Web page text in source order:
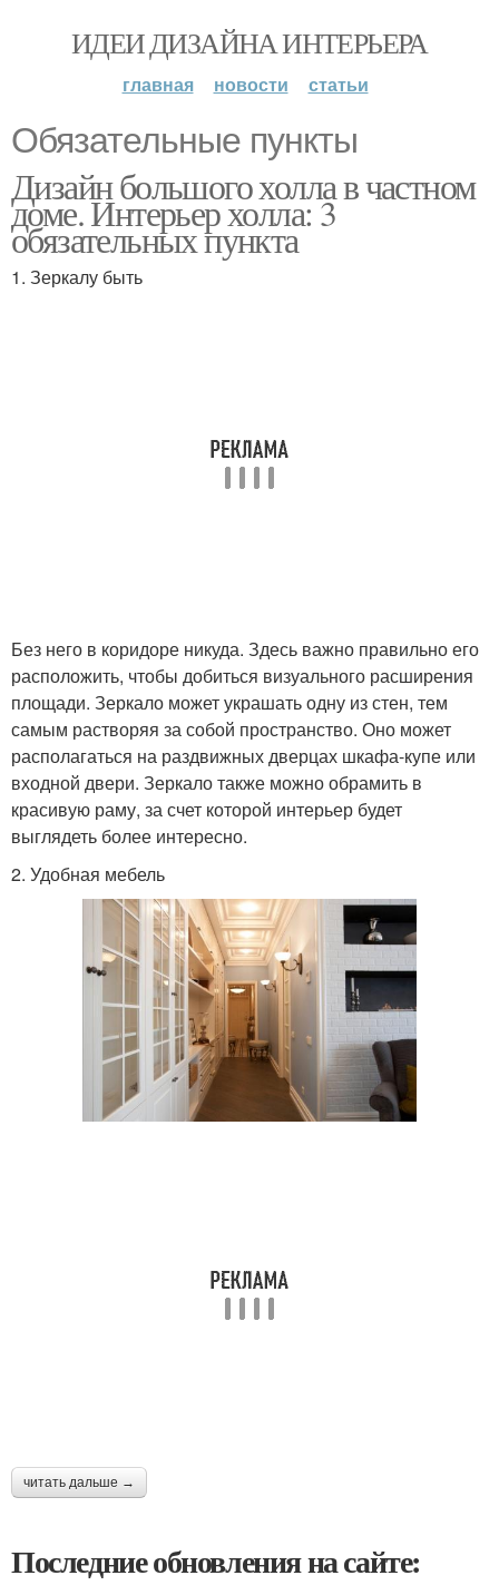
ИДЕИ ДИЗАЙНА ИНТЕРЬЕРА
главная новости статьи
Обязательные пункты
Дизайн большого холла в частном
доме. Интерьер холла: 3
обязательных пункта
1. Зеркалу быть
Без него в коридоре никуда. Здесь важно правильно его
расположить, чтобы добиться визуального расширения
площади. Зеркало может украшать одну из стен, тем
самым растворяя за собой пространство. Оно может
располагаться на раздвижных дверцах шкафа-купе или
входной двери. Зеркало также можно обрамить в
красивую раму, за счет которой интерьер будет
выглядеть более интересно.
2. Удобная мебель
читать дальше →
Последние обновления на сайте: